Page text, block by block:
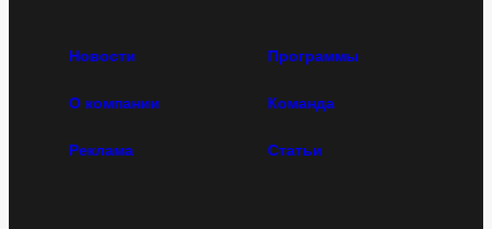
Новости Программы
О компании Команда
Реклама Статьи